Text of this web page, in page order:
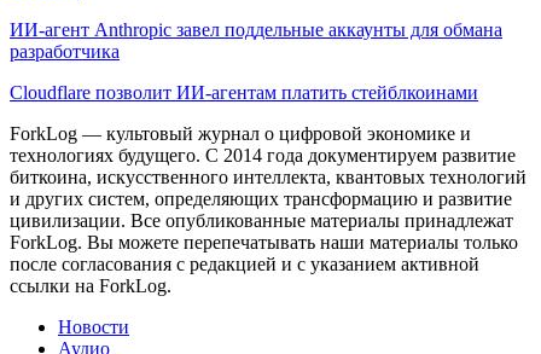
ИИ-агент Anthropic завел поддельные аккаунты для обмана
разработчика
Cloudflare позволит ИИ-агентам платить стейблкоинами
ForkLog — культовый журнал о цифровой экономике и
технологиях будущего. С 2014 года документируем развитие
биткоина, искусственного интеллекта, квантовых технологий
и других систем, определяющих трансформацию и развитие
цивилизации. Все опубликованные материалы принадлежат
ForkLog. Вы можете перепечатывать наши материалы только
после согласования с редакцией и с указанием активной
ссылки на ForkLog.
Новости
Аудио